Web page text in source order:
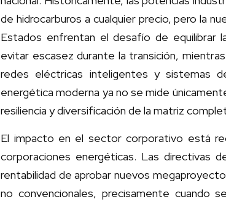
de hidrocarburos a cualquier precio, pero la
Estados enfrentan el desafío de equilibrar
evitar escasez durante la transición,
redes eléctricas inteligentes y sistemas
energética moderna ya no se mide
resiliencia y diversificación de la matriz
El impacto en el sector corporativo está
corporaciones energéticas. Las directivas
rentabilidad de aprobar nuevos
no convencionales, precisamente cuando